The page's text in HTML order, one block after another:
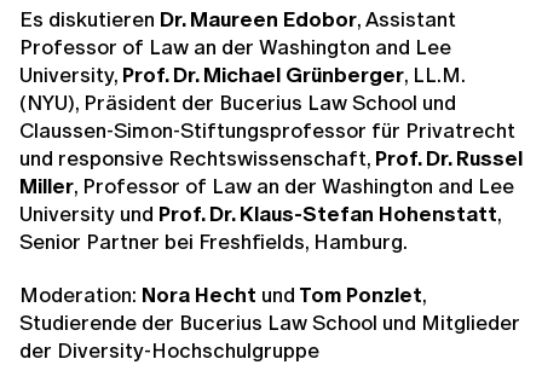
Es diskutieren Dr. Maureen Edobor, Assistant
Professor of Law an der Washington and Lee
University, Prof. Dr. Michael Grünberger, LL.M.
(NYU), Präsident der Bucerius Law School und
Claussen-Simon-Stiftungsprofessor für Privatrecht
und responsive Rechtswissenschaft, Prof. Dr. Russel
Miller, Professor of Law an der Washington and Lee
University und Prof. Dr. Klaus-Stefan Hohenstatt,
Senior Partner bei Freshfields, Hamburg.
Moderation: Nora Hecht und Tom Ponzlet,
Studierende der Bucerius Law School und Mitglieder
der Diversity-Hochschulgruppe